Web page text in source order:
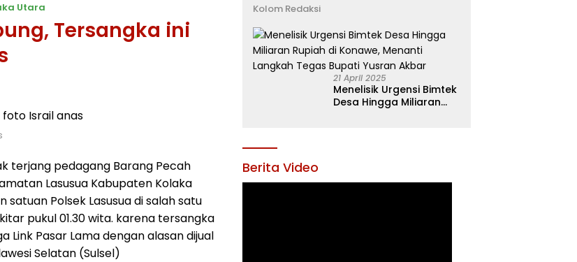
Utara
Tersangka ini
terjang pedagang Barang Pecah
Lasusua Kabupaten Kolaka
Polsek Lasusua di salah satu
pukul 01.30 wita. karena tersangka
Link Pasar Lama dengan alasan dijual
Selatan (Sulsel)
Kolom Redaksi
21 April 2025
Menelisik Urgensi Bimtek
Desa Hingga Miliaran
Berita Video